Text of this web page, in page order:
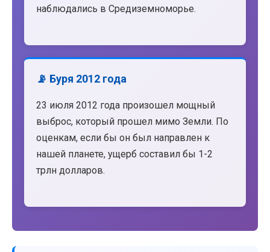
наблюдались в Средиземноморье.
📡 Буря 2012 года
23 июля 2012 года произошел мощный
выброс, который прошел мимо Земли. По
оценкам, если бы он был направлен к
нашей планете, ущерб составил бы 1-2
трлн долларов.